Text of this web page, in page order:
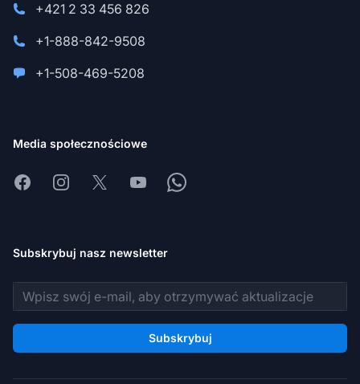
+421 2 33 456 826
+1-888-842-9508
+1-508-469-5208
Media społecznościowe
FacebookInstagram
X YoutubeWhatsapp
Subskrybuj nasz newsletter
Adres e-mail
Subskrybuj